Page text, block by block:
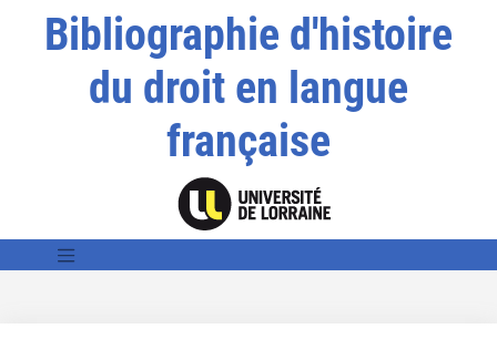
Bibliographie d'histoire
du droit en langue
française